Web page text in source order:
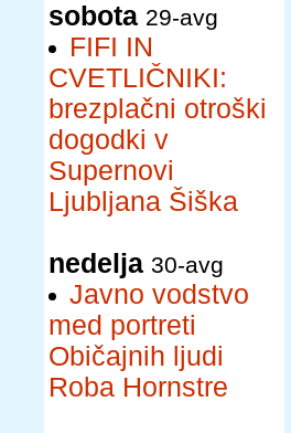
sobota 29-avg
FIFI IN
CVETLIČNIKI:
brezplačni otroški
dogodki v
Supernovi
Ljubljana Šiška
nedelja 30-avg
Javno vodstvo
med portreti
Običajnih ljudi
Roba Hornstre